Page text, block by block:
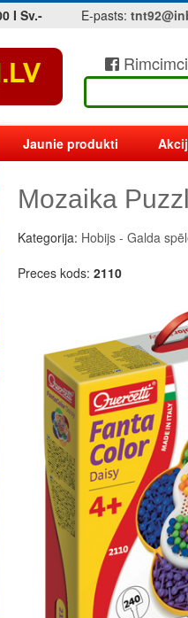
I Sv.- E-pasts:
Jaunie produkti
Mozaika
Kategorija: Hobijs - Galda
Preces kods: 2110